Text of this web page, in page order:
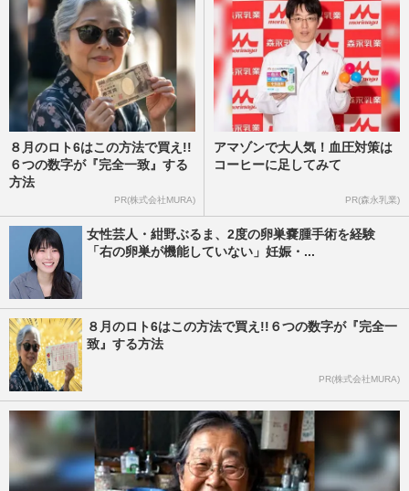
８月のロト6はこの方法で買え!!
６つの数字が『完全一致』する
方法
PR(株式会社MURA)
アマゾンで大人気！血圧対策は
コーヒーに足してみて
PR(森永乳業)
女性芸人・紺野ぶるま、2度の卵巣嚢腫手術を経験
「右の卵巣が機能していない」妊娠・...
８月のロト6はこの方法で買え!!６つの数字が『完全一
致』する方法
PR(株式会社MURA)